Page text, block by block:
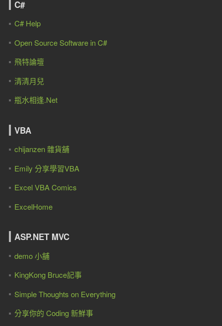
C#
C# Help
Open Source Software in C#
飛特論壇
清清月兒
瓶水相逢.Net
VBA
chijanzen 雜貨舖
Emily 分享學習VBA
Excel VBA Comics
ExcelHome
ASP.NET MVC
demo 小舖
KingKong Bruce記事
Simple Thoughts on Everything
分享你的 Coding 新鮮事